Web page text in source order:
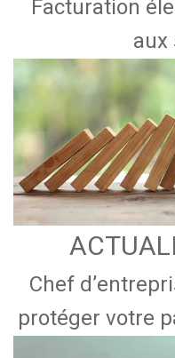
Facturation
aux
Chef
protéger votre